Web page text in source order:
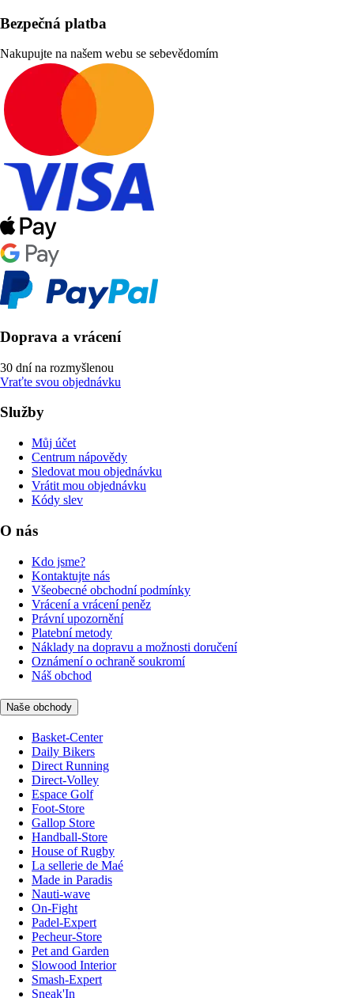
Bezpečná platba
Nakupujte na našem webu se sebevědomím
Doprava a vrácení
30 dní na rozmyšlenou
Vraťte svou objednávku
Služby
Můj účet
Centrum nápovědy
Sledovat mou objednávku
Vrátit mou objednávku
Kódy slev
O nás
Kdo jsme?
Kontaktujte nás
Všeobecné obchodní podmínky
Vrácení a vrácení peněz
Právní upozornění
Platební metody
Náklady na dopravu a možnosti doručení
Oznámení o ochraně soukromí
Náš obchod
Naše obchody
Basket-Center
Daily Bikers
Direct Running
Direct-Volley
Espace Golf
Foot-Store
Gallop Store
Handball-Store
House of Rugby
La sellerie de Maé
Made in Paradis
Nauti-wave
On-Fight
Padel-Expert
Pecheur-Store
Pet and Garden
Slowood Interior
Smash-Expert
Sneak'In